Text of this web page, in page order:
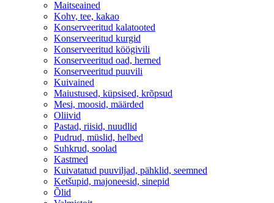
Maitseained
Kohv, tee, kakao
Konserveeritud kalatooted
Konserveeritud kurgid
Konserveeritud köögivili
Konserveeritud oad, herned
Konserveeritud puuvili
Kuivained
Maiustused, küpsised, krõpsud
Mesi, moosid, määrded
Oliivid
Pastad, riisid, nuudlid
Pudrud, müslid, helbed
Suhkrud, soolad
Kastmed
Kuivatatud puuviljad, pähklid, seemned
Ketšupid, majoneesid, sinepid
Õlid